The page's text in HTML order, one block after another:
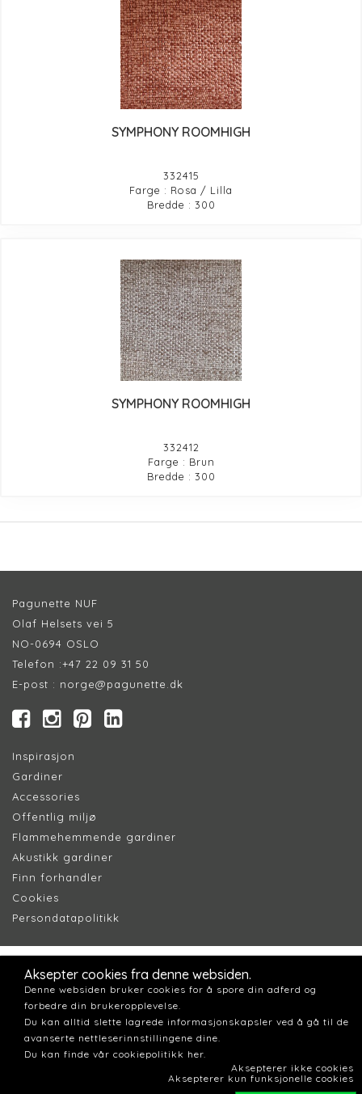
SYMPHONY ROOMHIGH
332415
Farge : Rosa / Lilla
Bredde : 300
SYMPHONY ROOMHIGH
332412
Farge : Brun
Bredde : 300
Pagunette NUF
Olaf Helsets vei 5
NO-0694 OSLO
Telefon :+47 22 09 31 50
E-post : norge@pagunette.dk
Inspirasjon
Gardiner
Accessories
Offentlig miljø
Flammehemmende gardiner
Akustikk gardiner
Finn forhandler
Cookies
Persondatapolitikk
Aksepter cookies fra denne websiden.
Denne websiden bruker cookies for å spore din adferd og
forbedre din brukeropplevelse.
Du kan alltid slette lagrede informasjonskapsler ved å gå til de
avanserte nettleserinnstillingene dine.
Du kan finde vår cookiepolitikk her.
Aksepterer ikke cookies
Aksepterer kun funksjonelle cookies